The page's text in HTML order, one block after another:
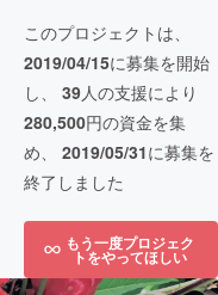
このプロジェクトは、
2019/04/15に募集を開始
し、 39人の支援により
280,500円の資金を集
め、 2019/05/31に募集を
終了しました
もう一度プロジェク
トをやってほしい